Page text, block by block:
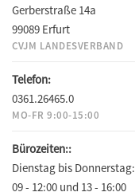
Gerberstraße 14a
99089 Erfurt
CVJM LANDESVERBAND
Telefon:
0361.26465.0
MO-FR 9:00-15:00
Bürozeiten::
Dienstag bis Donnerstag:
09 - 12:00 und 13 - 16:00